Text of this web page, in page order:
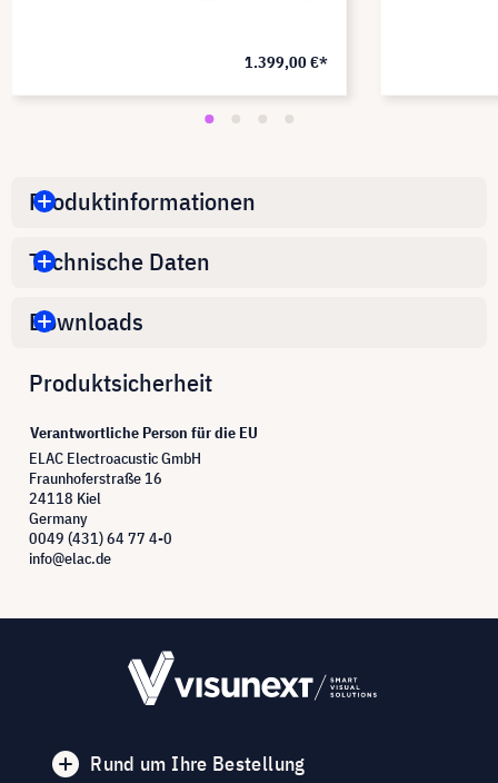
1.399,00 €*
Produktinformationen
Technische Daten
Downloads
Produktsicherheit
Verantwortliche Person für die EU
ELAC Electroacustic GmbH
Fraunhoferstraße 16
24118 Kiel
Germany
0049 (431) 64 77 4-0
info@elac.de
Rund um Ihre Bestellung